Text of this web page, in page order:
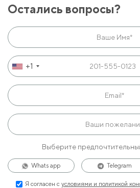
Остались вопросы?
+1
Выберите
Whats app Telegram
Я согласен с условиями и политикой